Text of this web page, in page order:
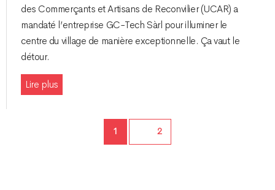
des Commerçants et Artisans de Reconvilier (UCAR) a
mandaté l’entreprise GC-Tech Sàrl pour illuminer le
centre du village de manière exceptionnelle. Ça vaut le
détour.
Lire plus
Page
1 Page2